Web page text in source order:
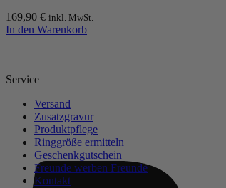
169,90 € inkl. MwSt.
In den Warenkorb
Service
Versand
Zusatzgravur
Produktpflege
Ringgröße ermitteln
Geschenkgutschein
Freunde werben Freunde
Kontakt